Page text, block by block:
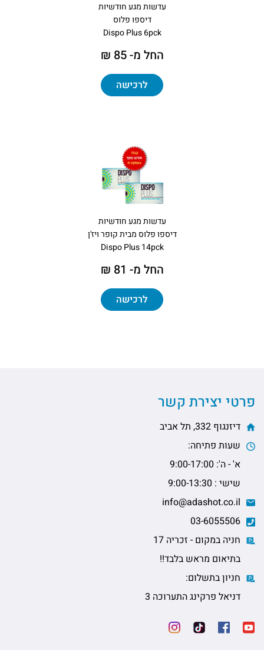
עדשות מגע חודשיות
דיספו פלוס
Dispo Plus 6pck
החל מ- 85 ₪
לרכישה
עדשות מגע חודשיות
דיספו פלוס מבית קופר ויז'ן
Dispo Plus 14pck
החל מ- 81 ₪
לרכישה
פרטי יצירת קשר
דיזנגוף 332, תל אביב
שעות פתיחה:
א' - ה': 9:00-17:00
שישי : 9:00-13:30
חניה במקום - זכריה 17
בתיאום מראש בלבד!!
חניון בתשלום:
דניאל פרקינג התערוכה 3